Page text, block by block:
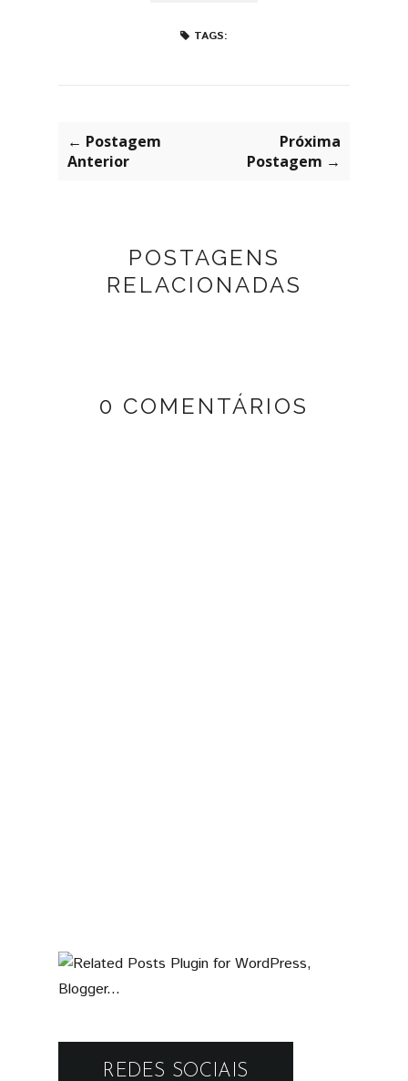
TAGS:
← Postagem
Anterior
Próxima
Postagem →
POSTAGENS
RELACIONADAS
0 COMENTÁRIOS
REDES SOCIAIS